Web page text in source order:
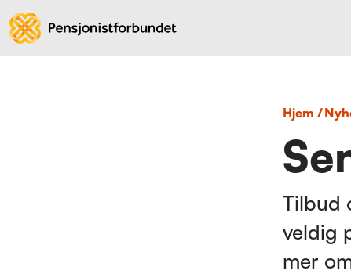
Hjem/
Tilbud
veldig
mer